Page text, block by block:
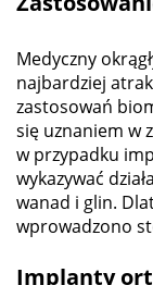
Medyczny
najbardziej
zastosowań
się uznaniem w
w przypadku
wykazywać
wanad i glin.
wprowadzono
Implanty